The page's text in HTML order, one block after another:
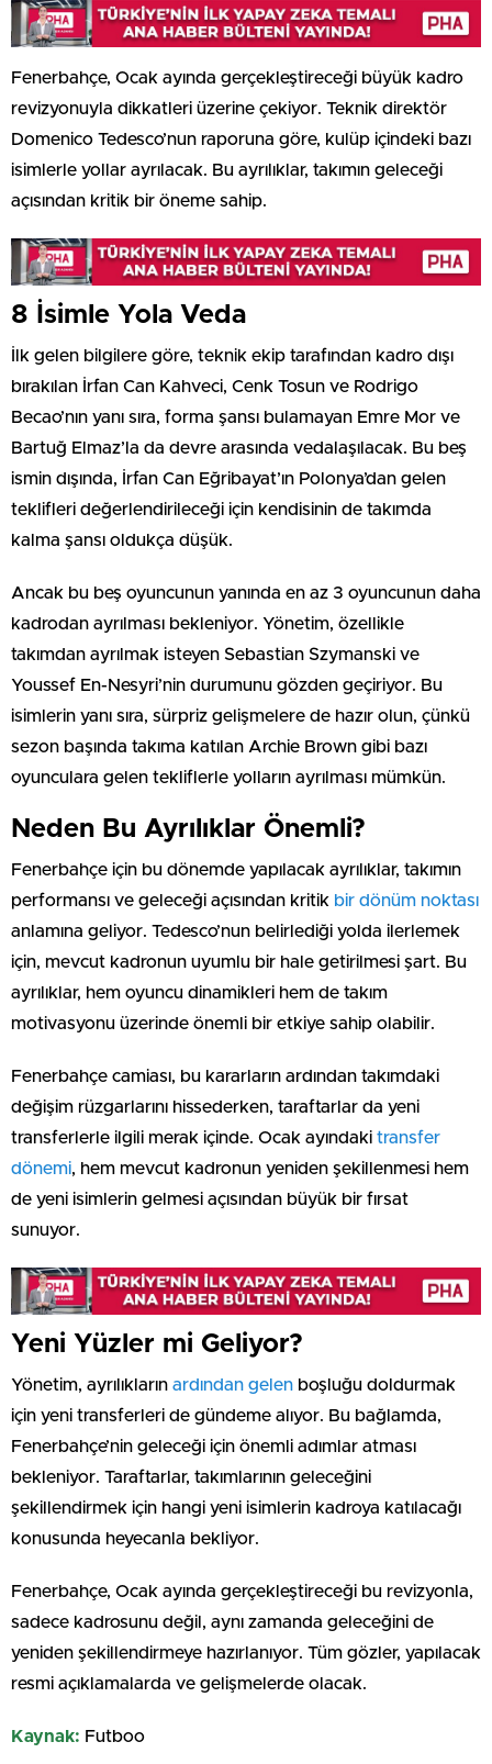
Fenerbahçe, Ocak ayında gerçekleştireceği büyük kadro
revizyonuyla dikkatleri üzerine çekiyor. Teknik direktör
Domenico Tedesco’nun raporuna göre, kulüp içindeki bazı
isimlerle yollar ayrılacak. Bu ayrılıklar, takımın geleceği
açısından kritik bir öneme sahip.
8 İsimle Yola Veda
İlk gelen bilgilere göre, teknik ekip tarafından kadro dışı
bırakılan İrfan Can Kahveci, Cenk Tosun ve Rodrigo
Becao’nın yanı sıra, forma şansı bulamayan Emre Mor ve
Bartuğ Elmaz’la da devre arasında vedalaşılacak. Bu beş
ismin dışında, İrfan Can Eğribayat’ın Polonya’dan gelen
teklifleri değerlendirileceği için kendisinin de takımda
kalma şansı oldukça düşük.
Ancak bu beş oyuncunun yanında en az 3 oyuncunun daha
kadrodan ayrılması bekleniyor. Yönetim, özellikle
takımdan ayrılmak isteyen Sebastian Szymanski ve
Youssef En-Nesyri’nin durumunu gözden geçiriyor. Bu
isimlerin yanı sıra, sürpriz gelişmelere de hazır olun, çünkü
sezon başında takıma katılan Archie Brown gibi bazı
oyunculara gelen tekliflerle yolların ayrılması mümkün.
Neden Bu Ayrılıklar Önemli?
Fenerbahçe için bu dönemde yapılacak ayrılıklar, takımın
performansı ve geleceği açısından kritik bir dönüm noktası
anlamına geliyor. Tedesco’nun belirlediği yolda ilerlemek
için, mevcut kadronun uyumlu bir hale getirilmesi şart. Bu
ayrılıklar, hem oyuncu dinamikleri hem de takım
motivasyonu üzerinde önemli bir etkiye sahip olabilir.
Fenerbahçe camiası, bu kararların ardından takımdaki
değişim rüzgarlarını hissederken, taraftarlar da yeni
transferlerle ilgili merak içinde. Ocak ayındaki transfer
dönemi, hem mevcut kadronun yeniden şekillenmesi hem
de yeni isimlerin gelmesi açısından büyük bir fırsat
sunuyor.
Yeni Yüzler mi Geliyor?
Yönetim, ayrılıkların ardından gelen boşluğu doldurmak
için yeni transferleri de gündeme alıyor. Bu bağlamda,
Fenerbahçe’nin geleceği için önemli adımlar atması
bekleniyor. Taraftarlar, takımlarının geleceğini
şekillendirmek için hangi yeni isimlerin kadroya katılacağı
konusunda heyecanla bekliyor.
Fenerbahçe, Ocak ayında gerçekleştireceği bu revizyonla,
sadece kadrosunu değil, aynı zamanda geleceğini de
yeniden şekillendirmeye hazırlanıyor. Tüm gözler, yapılacak
resmi açıklamalarda ve gelişmelerde olacak.
Kaynak: Futboo